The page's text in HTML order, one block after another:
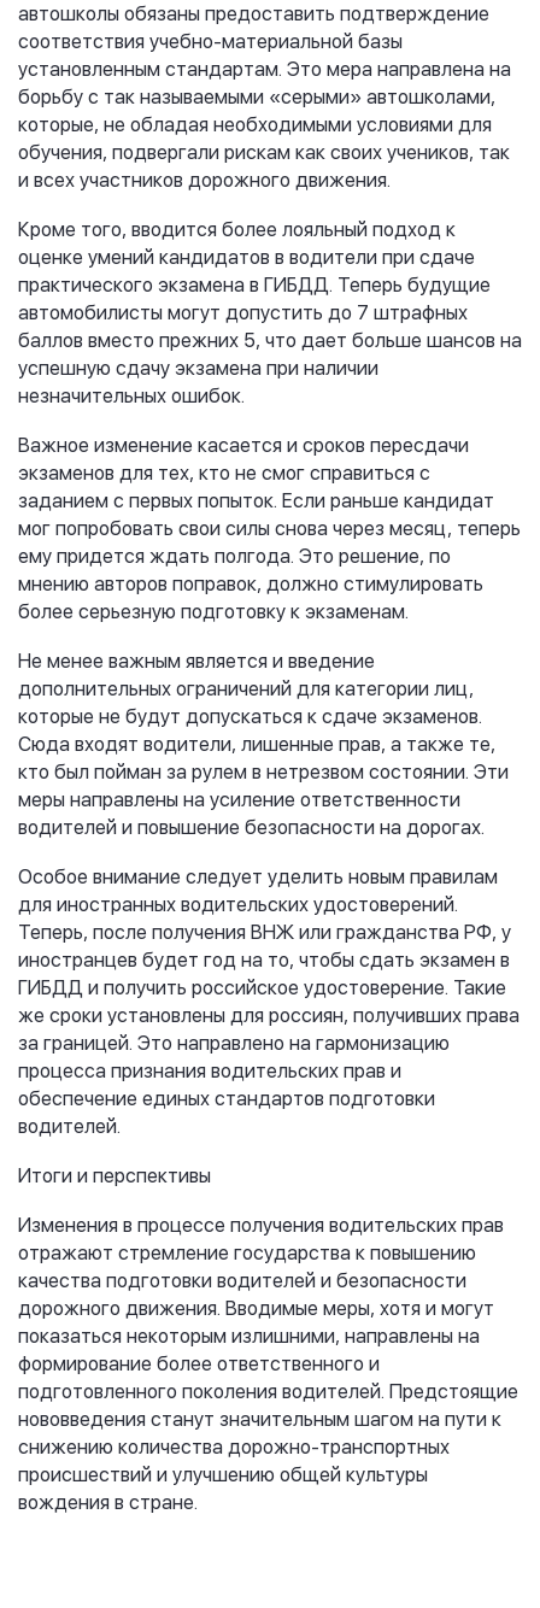
автошколы обязаны предоставить подтверждение
соответствия учебно-материальной базы
установленным стандартам. Это мера направлена на
борьбу с так называемыми «серыми» автошколами,
которые, не обладая необходимыми условиями для
обучения, подвергали рискам как своих учеников, так
и всех участников дорожного движения.
Кроме того, вводится более лояльный подход к
оценке умений кандидатов в водители при сдаче
практического экзамена в ГИБДД. Теперь будущие
автомобилисты могут допустить до 7 штрафных
баллов вместо прежних 5, что дает больше шансов на
успешную сдачу экзамена при наличии
незначительных ошибок.
Важное изменение касается и сроков пересдачи
экзаменов для тех, кто не смог справиться с
заданием с первых попыток. Если раньше кандидат
мог попробовать свои силы снова через месяц, теперь
ему придется ждать полгода. Это решение, по
мнению авторов поправок, должно стимулировать
более серьезную подготовку к экзаменам.
Не менее важным является и введение
дополнительных ограничений для категории лиц,
которые не будут допускаться к сдаче экзаменов.
Сюда входят водители, лишенные прав, а также те,
кто был пойман за рулем в нетрезвом состоянии. Эти
меры направлены на усиление ответственности
водителей и повышение безопасности на дорогах.
Особое внимание следует уделить новым правилам
для иностранных водительских удостоверений.
Теперь, после получения ВНЖ или гражданства РФ, у
иностранцев будет год на то, чтобы сдать экзамен в
ГИБДД и получить российское удостоверение. Такие
же сроки установлены для россиян, получивших права
за границей. Это направлено на гармонизацию
процесса признания водительских прав и
обеспечение единых стандартов подготовки
водителей.
Итоги и перспективы
Изменения в процессе получения водительских прав
отражают стремление государства к повышению
качества подготовки водителей и безопасности
дорожного движения. Вводимые меры, хотя и могут
показаться некоторым излишними, направлены на
формирование более ответственного и
подготовленного поколения водителей. Предстоящие
нововведения станут значительным шагом на пути к
снижению количества дорожно-транспортных
происшествий и улучшению общей культуры
вождения в стране.